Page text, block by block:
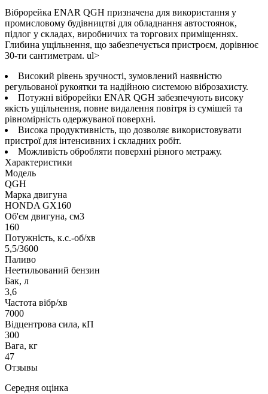
Віброрейка ENAR QGH призначена для використання у
промисловому будівництві для обладнання автостоянок,
підлог у складах, виробничих та торгових приміщеннях.
Глибина ущільнення, що забезпечується пристроєм, дорівнює
30-ти сантиметрам. ul>
Високий рівень зручності, зумовлений наявністю
регульованої рукоятки та надійною системою віброзахисту.
Потужні віброрейки ENAR QGH забезпечують високу
якість ущільнення, повне видалення повітря із сумішей та
рівномірність одержуваної поверхні.
Висока продуктивність, що дозволяє використовувати
пристрої для інтенсивних і складних робіт.
Можливість обробляти поверхні різного метражу.
Характеристики
Модель
QGH
Марка двигуна
HONDA GX160
Об'єм двигуна, см3
160
Потужність, к.с.-об/хв
5,5/3600
Паливо
Неетильований бензин
Бак, л
3,6
Частота вібр/хв
7000
Відцентрова сила, кП
300
Вага, кг
47
Отзывы
Середня оцінка